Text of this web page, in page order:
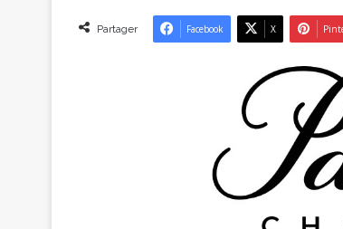
Partager Facebook X